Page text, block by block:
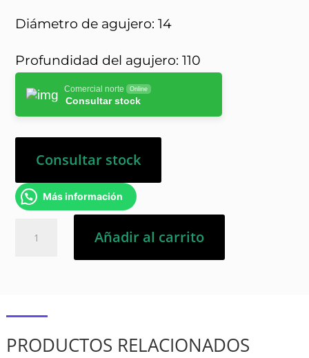
Diámetro de agujero: 14
Profundidad del agujero: 110
Comercial norte Online
Consultar stock
Consultar stock
Más información
Química
Añadir al carrito
PRODUCTOS RELACIONADOS